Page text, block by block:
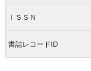
ＩＳＳＮ
書誌レコードID